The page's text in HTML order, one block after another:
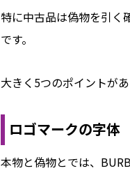
特に中古品は偽物を引く
です。
大きく5つのポイントが
ロゴマークの字体
本物と偽物とでは、